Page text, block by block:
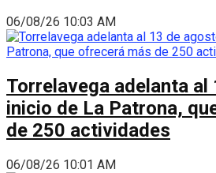
06/08/26 10:03 AM
Torrelavega adelanta al
inicio de La Patrona,
de 250 actividades
06/08/26 10:01 AM